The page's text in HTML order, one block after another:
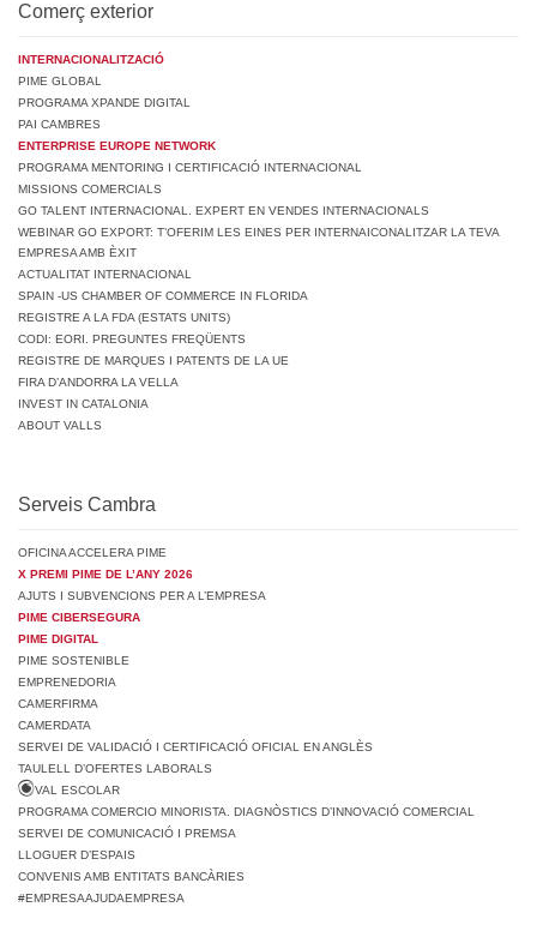
Comerç exterior
INTERNACIONALITZACIÓ
PIME GLOBAL
PROGRAMA XPANDE DIGITAL
PAI CAMBRES
ENTERPRISE EUROPE NETWORK
PROGRAMA MENTORING I CERTIFICACIÓ INTERNACIONAL
MISSIONS COMERCIALS
GO TALENT INTERNACIONAL. EXPERT EN VENDES INTERNACIONALS
WEBINAR GO EXPORT: T’OFERIM LES EINES PER INTERNAICONALITZAR LA TEVA
EMPRESA AMB ÈXIT
ACTUALITAT INTERNACIONAL
SPAIN -US CHAMBER OF COMMERCE IN FLORIDA
REGISTRE A LA FDA (ESTATS UNITS)
CODI: EORI. PREGUNTES FREQÜENTS
REGISTRE DE MARQUES I PATENTS DE LA UE
FIRA D’ANDORRA LA VELLA
INVEST IN CATALONIA
ABOUT VALLS
Serveis Cambra
OFICINA ACCELERA PIME
X PREMI PIME DE L’ANY 2026
AJUTS I SUBVENCIONS PER A L’EMPRESA
PIME CIBERSEGURA
PIME DIGITAL
PIME SOSTENIBLE
EMPRENEDORIA
CAMERFIRMA
CAMERDATA
SERVEI DE VALIDACIÓ I CERTIFICACIÓ OFICIAL EN ANGLÈS
TAULELL D’OFERTES LABORALS
VAL ESCOLAR
PROGRAMA COMERCIO MINORISTA. DIAGNÒSTICS D’INNOVACIÓ COMERCIAL
SERVEI DE COMUNICACIÓ I PREMSA
LLOGUER D’ESPAIS
CONVENIS AMB ENTITATS BANCÀRIES
#EMPRESAAJUDAEMPRESA